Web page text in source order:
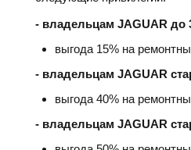
- владельцам JAGUAR до
выгода 15% на
- владельцам JAGUAR
выгода 40% на
- владельцам JAGUAR